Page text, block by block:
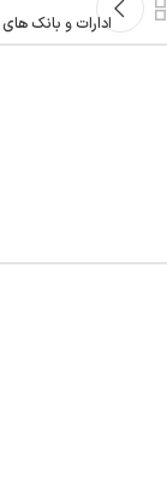
ادارات و بانک های استان در روز